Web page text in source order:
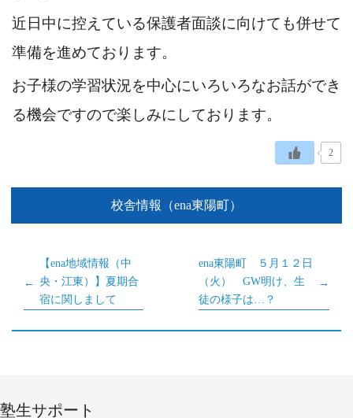
近日中に控えている保護者面談に向けても併せて
準備を進めております。
お子様の学習状況を中心にいろいろなお話ができ
る機会ですので楽しみにしております。
2
校舎情報（ena東陽町）
【ena地域情報（中
央・江東）】夏期合
宿に関しまして
ena東陽町 ５月１２日
（火） GW明け、生
徒の様子は…？
塾生サポート